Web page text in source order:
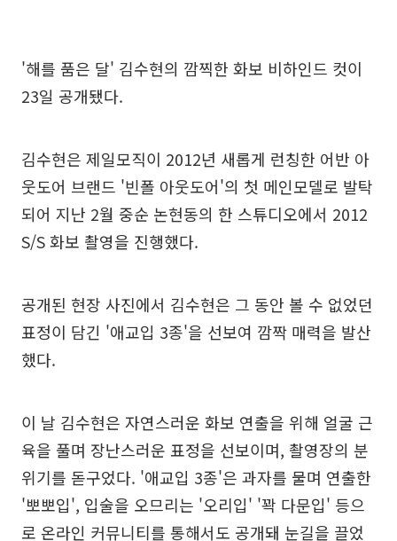
'해를 품은 달' 김수현의 깜찍한 화보 비하인드 컷이
23일 공개됐다.
김수현은 제일모직이 2012년 새롭게 런칭한 어반 아
웃도어 브랜드 '빈폴 아웃도어'의 첫 메인모델로 발탁
되어 지난 2월 중순 논현동의 한 스튜디오에서 2012
S/S 화보 촬영을 진행했다.
공개된 현장 사진에서 김수현은 그 동안 볼 수 없었던
표정이 담긴 '애교입 3종'을 선보여 깜짝 매력을 발산
했다.
이 날 김수현은 자연스러운 화보 연출을 위해 얼굴 근
육을 풀며 장난스러운 표정을 선보이며, 촬영장의 분
위기를 돋구었다. '애교입 3종'은 과자를 물며 연출한
'뽀뽀입', 입술을 오므리는 '오리입' '꽉 다문입' 등으
로 온라인 커뮤니티를 통해서도 공개돼 눈길을 끌었